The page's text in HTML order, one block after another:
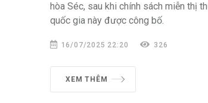
hòa Séc, sau khi chính sách miễn thị
quốc gia này được công bố.
16/07/2025 22:20 326
XEM THÊM